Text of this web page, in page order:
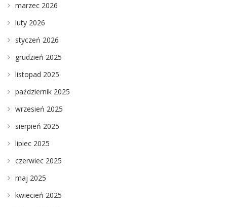
marzec 2026
luty 2026
styczeń 2026
grudzień 2025
listopad 2025
październik 2025
wrzesień 2025
sierpień 2025
lipiec 2025
czerwiec 2025
maj 2025
kwiecień 2025